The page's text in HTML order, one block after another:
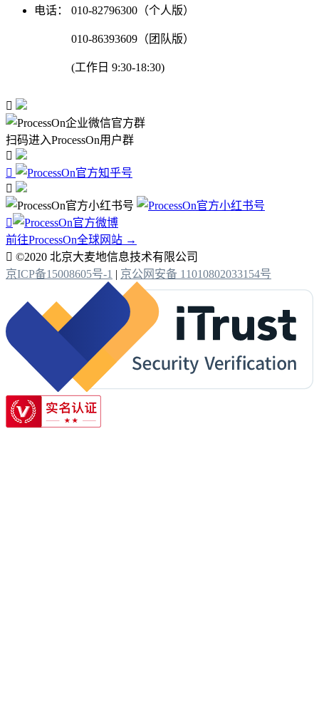
电话：
010-82796300（个人版）
010-86393609（团队版）
(工作日 9:30-18:30)

扫码进入ProcessOn用户群




前往ProcessOn全球网站 →
 ©2020 北京大麦地信息技术有限公司
京ICP备15008605号-1 | 京公网安备 11010802033154号